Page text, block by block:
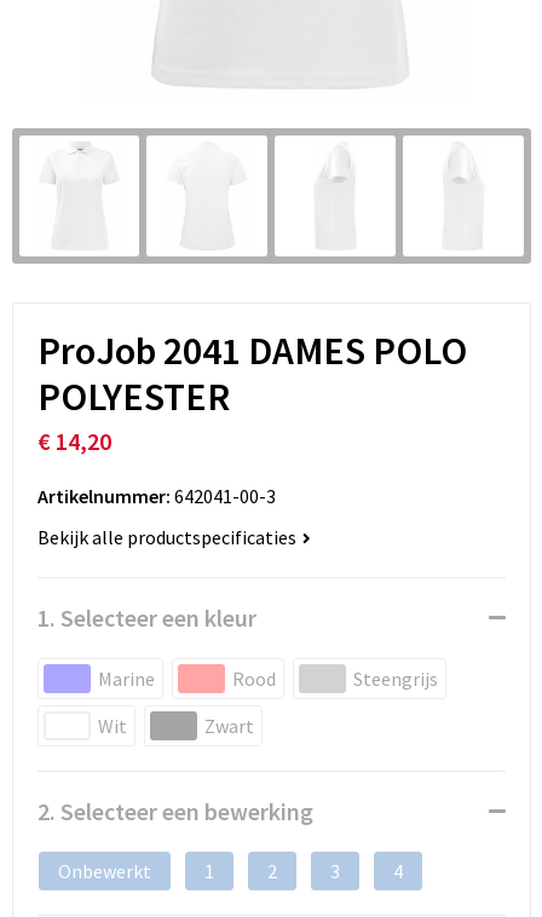
ProJob 2041 DAMES POLO
POLYESTER
€ 14,20
Artikelnummer: 642041-00-3
Bekijk alle productspecificaties
1. Selecteer een kleur
Marine Rood
Steengrijs
Wit
Zwart
2. Selecteer een bewerking
Onbewerkt 1 2 3 4